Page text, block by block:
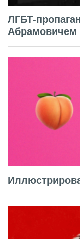
ЛГБТ-
Абрамовичем